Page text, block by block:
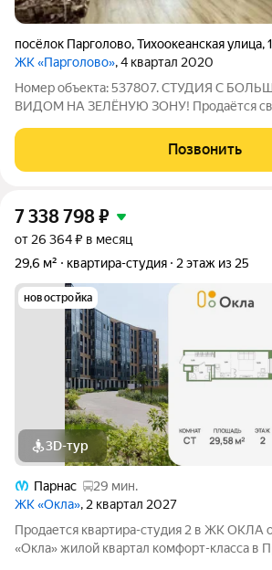
посёлок Парголово,Тихоокеанская улица,
ЖК «Парголово», 4 квартал 2020
Номер объекта: 537807. СТУДИЯ С
ВИДОМ НА ЗЕЛЁНУЮ ЗОНУ! Продаётся
вариант как для собственного
сдачи в аренду.
Позвонить
7 338 798₽
от 26 364 ₽ в месяц
29,6 м²
квартира-студия 2 этаж из 25
новостройка
3D-тур
Парнас
29 мин.
ЖК «Окла», 2 квартал 2027
Продается квартира-студия 2 в ЖК ОКЛА
«Окла» жилой квартал комфорт-класса в Приморском районе